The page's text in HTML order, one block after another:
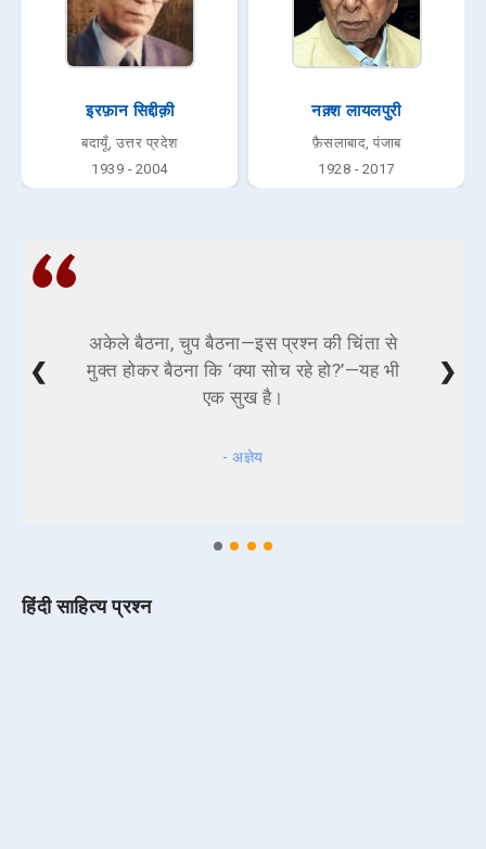
इरफ़ान सिद्दीक़ी
बदायूँ, उत्तर प्रदेश
1939 - 2004
नक़्श लायलपुरी
फ़ैसलाबाद, पंजाब
1928 - 2017
अकेले बैठना, चुप बैठना—इस प्रश्न की चिंता से
मुक्त होकर बैठना कि ‘क्या सोच रहे हो?’—यह भी
एक सुख है।
- अज्ञेय
❮ ❯
हिंदी साहित्य प्रश्न